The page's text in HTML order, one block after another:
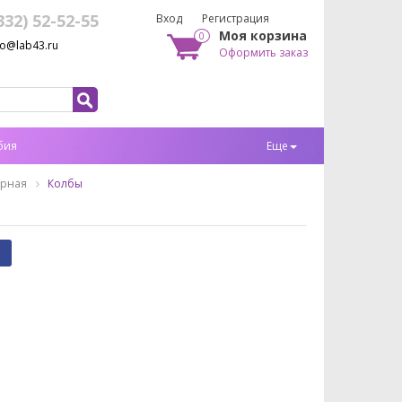
52-52-55 Вход Регистрация
0 Моя корзина
Оформить заказ
Еще
Колбы